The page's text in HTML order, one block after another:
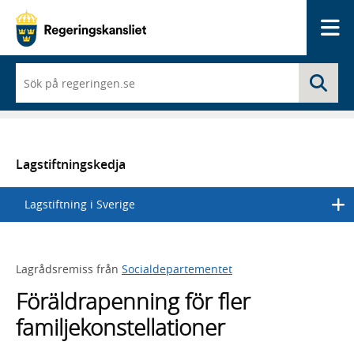
du
börjar
skriva
en
lista
med
sökförslag
Lagstiftningskedja
Lagstiftning i Sverige
Lagrådsremiss från Socialdepartementet
Föräldrapenning för fler
familjekonstellationer